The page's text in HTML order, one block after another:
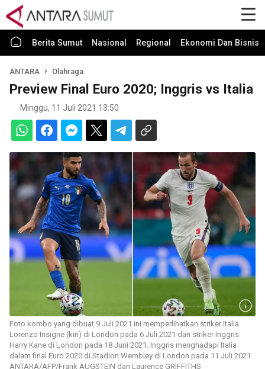
Berita Sumut Nasional Regional Ekonomi Dan Bisnis
ANTARA Olahraga
Preview Final Euro 2020; Inggris vs Italia
Minggu, 11 Juli 2021 13:50
Foto kombo yang dibuat 9 Juli 2021 ini memperlihatkan striker Italia
Lorenzo Insigne (kiri) di London pada 6 Juli 2021 dan striker Inggris
Harry Kane di London pada 18 Juni 2021. Inggris menghadapi Italia
dalam final Euro 2020 di Stadion Wembley di London pada 11 Juli 2021.
ANTARA/AFP/Frank AUGSTEIN dan Laurence GRIFFITHS